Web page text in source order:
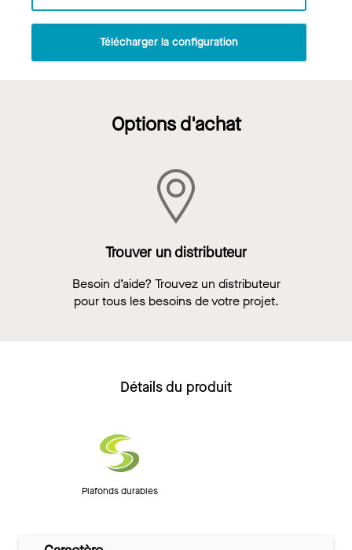
Télécharger la configuration
Options d'achat
Trouver un distributeur
Besoin d’aide? Trouvez un distributeur
pour tous les besoins de votre projet.
Détails du produit
Plafonds durables